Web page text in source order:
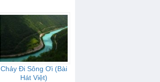
Chảy Đi Sông Ơi (Bài
Hát Việt)